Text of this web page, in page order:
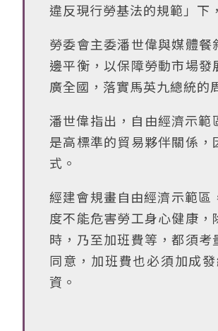
違反現行勞基法的規範」下
勞委會主委潘世偉與媒體
邊平衡，以保障勞動市場
廣全國，落實馬英九總統的
潘世偉指出，自由經濟示
是高標準的貿易夥伴關係
式。
經建會規畫自由經濟示範
度不能危害勞工身心健康
時，乃至加班費等，都須
同意，加班費也必須加成
資。